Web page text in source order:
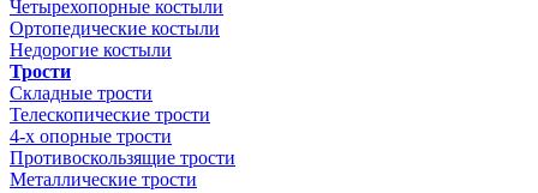
Четырехопорные костыли
Ортопедические костыли
Недорогие костыли
Трости
Складные трости
Телескопические трости
4-х опорные трости
Противоскользящие трости
Металлические трости